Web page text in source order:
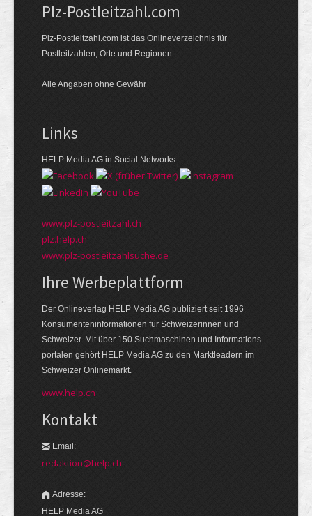
Plz-Postleitzahl.com
Plz-Postleitzahl.com ist das Onlineverzeichnis für
Postleitzahlen, Orte und Regionen.
Alle Angaben ohne Gewähr
Links
HELP Media AG in Social Networks
www.plz-postleitzahl.ch
plz.help.ch
www.plz-postleitzahlsuche.de
Ihre Werbeplattform
Der Onlineverlag HELP Media AG publiziert seit 1996
Konsumenten­informationen für Schweizerinnen und
Schweizer. Mit über 150 Suchmaschinen und Informations­
portalen gehört HELP Media AG zu den Markt­leadern im
Schweizer Onlinemarkt.
www.help.ch
Kontakt
Email:
redaktion@help.ch
Adresse:
HELP Media AG